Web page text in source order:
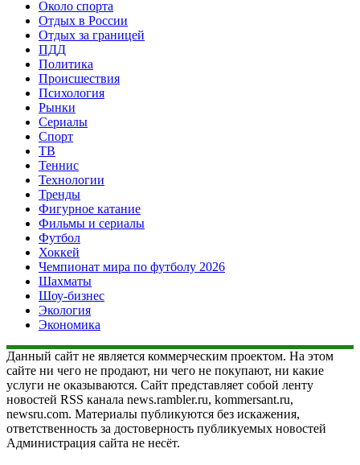
Около спорта
Отдых в России
Отдых за границей
ПДД
Политика
Происшествия
Психология
Рынки
Сериалы
Спорт
ТВ
Теннис
Технологии
Тренды
Фигурное катание
Фильмы и сериалы
Футбол
Хоккей
Чемпионат мира по футболу 2026
Шахматы
Шоу-бизнес
Экология
Экономика
Данный сайт не является коммерческим проектом. На этом
сайте ни чего не продают, ни чего не покупают, ни какие
услуги не оказываются. Сайт представляет собой ленту
новостей RSS канала news.rambler.ru, kommersant.ru,
newsru.com. Материалы публикуются без искажения,
ответственность за достоверность публикуемых новостей
Администрация сайта не несёт.